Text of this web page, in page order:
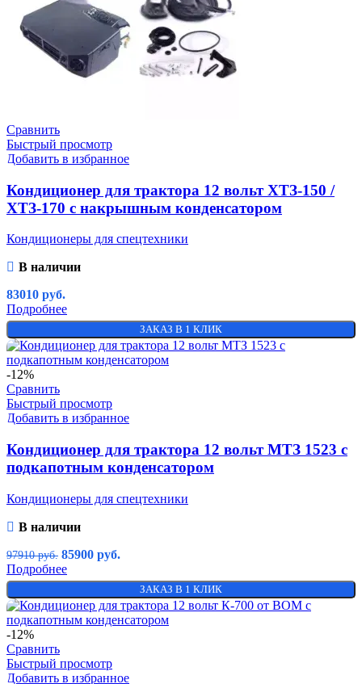
Сравнить
Быстрый просмотр
Добавить в избранное
Кондиционер для трактора 12 вольт ХТЗ-150 /
ХТЗ-170 с накрышным конденсатором
Кондиционеры для спецтехники
В наличии
83010 руб.
Подробнее
ЗАКАЗ В 1 КЛИК
-12%
Сравнить
Быстрый просмотр
Добавить в избранное
Кондиционер для трактора 12 вольт МТЗ 1523 c
подкапотным конденсатором
Кондиционеры для спецтехники
В наличии
97910руб. 85900 руб.
Подробнее
ЗАКАЗ В 1 КЛИК
-12%
Сравнить
Быстрый просмотр
Добавить в избранное